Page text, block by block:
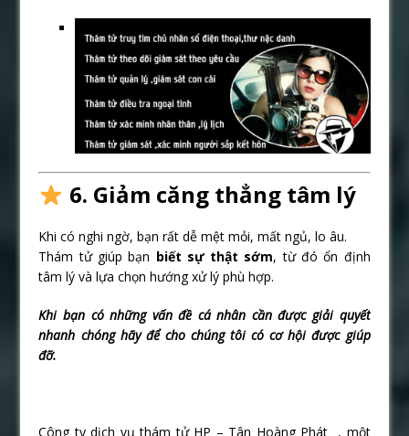
6. Giảm căng thẳng tâm lý
Khi có nghi ngờ, bạn rất dễ mệt mỏi, mất ngủ, lo âu.
Thám tử giúp bạn biết sự thật sớm, từ đó ổn định
tâm lý và lựa chọn hướng xử lý phù hợp.
Khi bạn có những vấn đề cá nhân cần được giải quyết
nhanh chóng hãy để cho chúng tôi có cơ hội được giúp
đỡ.
Công ty dịch vụ thám tử HP – Tân Hoàng Phát , một